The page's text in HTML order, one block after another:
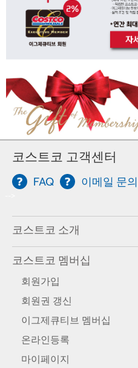
코스트코 고객센터
FAQ 이메일 문의
코스트코 소개
코스트코 멤버십
회원가입
회원권 갱신
이그제큐티브 멤버십
온라인등록
마이페이지